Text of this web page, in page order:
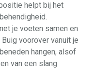
helpt bij het
je voeten samen en
voorover vanuit je
hangen, alsof
van een slang